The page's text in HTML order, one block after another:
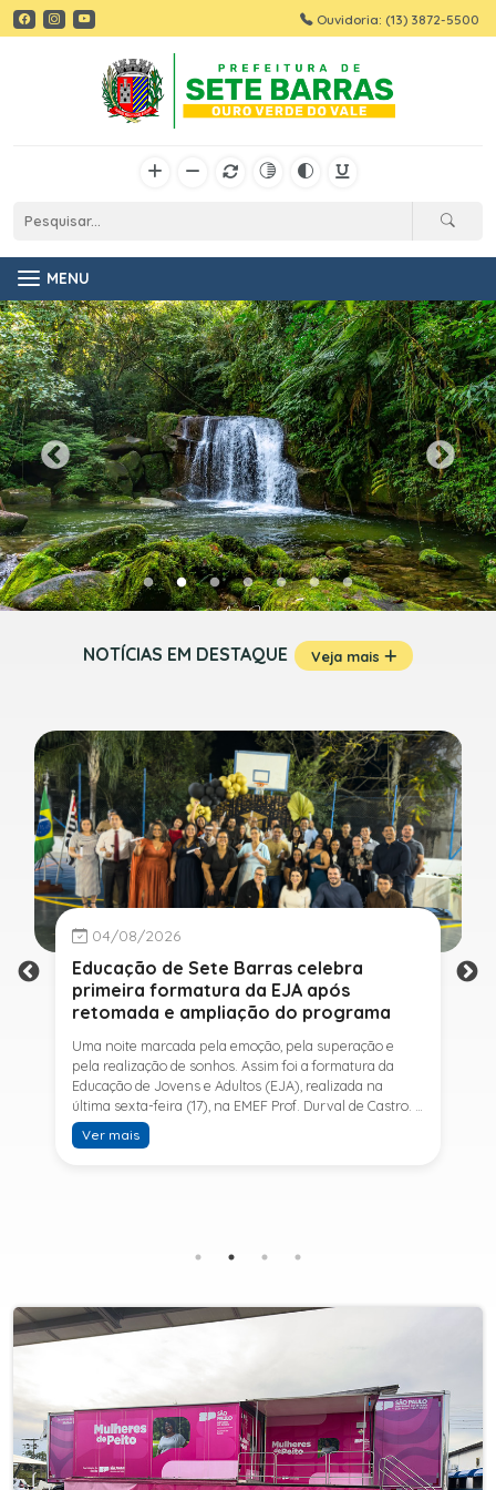
Ouvidoria: (13) 3872-5500
MENU
NOTÍCIAS EM DESTAQUE Veja mais
04/08/2026
Educação de Sete Barras celebra
primeira formatura da EJA após
retomada e ampliação do programa
Uma noite marcada pela emoção, pela superação e
pela realização de sonhos. Assim foi a formatura da
Educação de Jovens e Adultos (EJA), realizada na
última sexta-feira (17), na EMEF Prof. Durval de Castro. A
cerimônia celebrou a conclusão dos estudos de 53
alunos e entrou para a história ao marcar a primeira
SESI, ampliando o acesso à educação e oferecendo uma
retomar os estudos.A última turma da Educação de
Jovens e Adultos formada pelo município foi em 2016,
oferecida em Sete Barras e, a partir de agosto de 2025,
passou por uma importante ampliação. Em parceria
com o SESI, a Prefeitura passou a disponibilizar também
o Ensino Fundamental II (6º ao 9º ano) e o Ensino
Médio, ampliando significativamente as oportunidades
para que jovens e adultos concluam sua formação.A
Ver mais